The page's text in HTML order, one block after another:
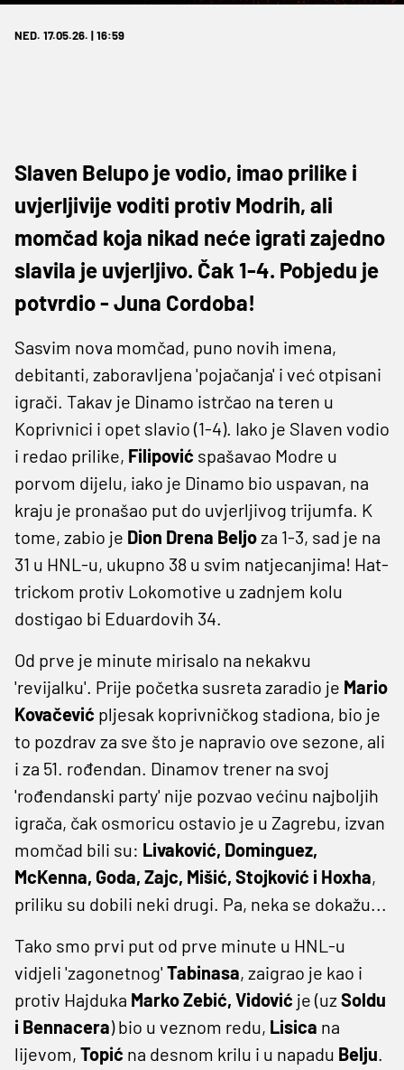
NED. 17.05.26. | 16:59
Slaven Belupo je vodio, imao prilike i
uvjerljivije voditi protiv Modrih, ali
momčad koja nikad neće igrati zajedno
slavila je uvjerljivo. Čak 1-4. Pobjedu je
potvrdio - Juna Cordoba!
Sasvim nova momčad, puno novih imena,
debitanti, zaboravljena 'pojačanja' i već otpisani
igrači. Takav je Dinamo istrčao na teren u
Koprivnici i opet slavio (1-4). Iako je Slaven vodio
i redao prilike, Filipović spašavao Modre u
porvom dijelu, iako je Dinamo bio uspavan, na
kraju je pronašao put do uvjerljivog trijumfa. K
tome, zabio je Dion Drena Beljoza 1-3, sad je na
31 u HNL-u, ukupno 38 u svim natjecanjima! Hat-
trickom protiv Lokomotive u zadnjem kolu
dostigao bi Eduardovih 34.
Od prve je minute mirisalo na nekakvu
'revijalku'. Prije početka susreta zaradio je Mario
Kovačević pljesak koprivničkog stadiona, bio je
to pozdrav za sve što je napravio ove sezone, ali
i za 51. rođendan. Dinamov trener na svoj
'rođendanski party' nije pozvao većinu najboljih
igrača, čak osmoricu ostavio je u Zagrebu, izvan
momčad bili su: Livaković, Dominguez,
McKenna, Goda, Zajc, Mišić, Stojković i Hoxha,
priliku su dobili neki drugi. Pa, neka se dokažu...
Tako smo prvi put od prve minute u HNL-u
vidjeli 'zagonetnog' Tabinasa, zaigrao je kao i
protiv Hajduka Marko Zebić, Vidović je (uzSoldu
i Bennacera) bio u veznom redu, Lisica na
lijevom, Topić na desnom krilu i u napadu Belju.